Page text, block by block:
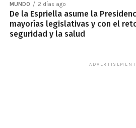
MUNDO 2 días ago
De la Espriella asume la
mayorías legislativas y con el
seguridad y la salud
ADVERTISEMENT